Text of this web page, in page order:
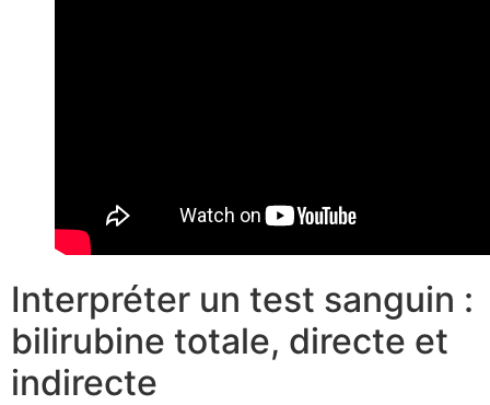
Interpréter un test sanguin :
bilirubine totale, directe et
indirecte